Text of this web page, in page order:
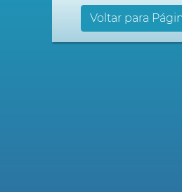
Voltar para